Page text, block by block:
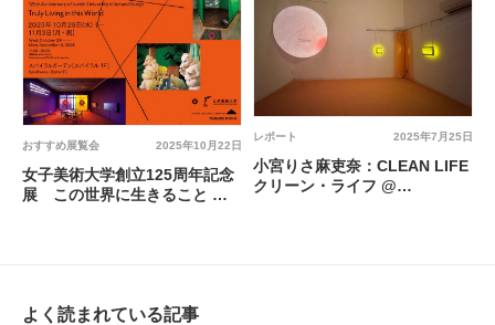
2025年10月22日
おすすめ展覧会
女子美術大学創立125周年記念
展 この世界に生きること @
2025年7月25日
レポート
小宮りさ麻吏奈：CLEAN LIFE
クリーン・ライフ @
よく読まれている記事